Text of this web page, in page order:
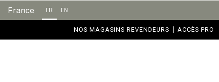
France FR EN
NOS MAGASINS REVENDEURS ACCÈS PRO